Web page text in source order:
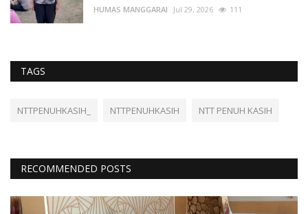
HUMAS MANGGARAI Jul 29, 2026 111
TAGS
NTTPENUHKASIH_ NTTPENUHKASIH NTT PENUH KASIH
RECOMMENDED POSTS